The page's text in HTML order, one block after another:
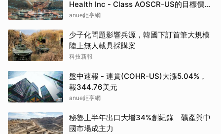
Health Inc - Class AOSCR-US的目標價調
升至25元，幅度約13.64%
anue鉅亨網
少子化問題影響兵源，韓國下訂首筆大規模
陸上無人載具採購案
科技新報
盤中速報 - 連貫(COHR-US)大漲5.04%，
報344.76美元
anue鉅亨網
秘魯上半年出口大增34%創紀錄 礦產與中
國市場成主力